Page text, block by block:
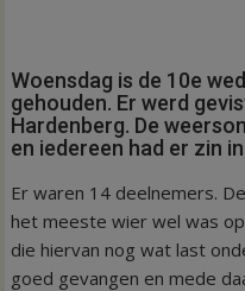
Woensdag is de 10e
gehouden. Er werd
Hardenberg. De
en iedereen had er zin
Er waren 14 deelnemers.
het meeste wier wel was
die hiervan nog wat last
goed gevangen en mede